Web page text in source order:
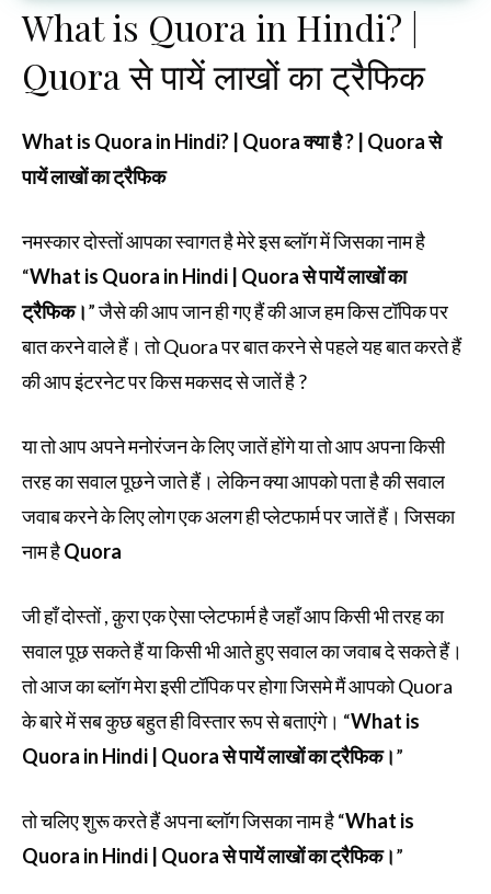
What is Quora in Hindi? |
Quora से पायें लाखों का ट्रैफिक
What is Quora in Hindi? | Quora क्या है ? | Quora से
पायें लाखों का ट्रैफिक
नमस्कार दोस्तों आपका स्वागत है मेरे इस ब्लॉग में जिसका नाम है
“What is Quora in Hindi | Quora से पायें लाखों का
ट्रैफिक।” जैसे की आप जान ही गए हैं की आज हम किस टॉपिक पर
बात करने वाले हैं। तो Quora पर बात करने से पहले यह बात करते हैं
की आप इंटरनेट पर किस मकसद से जातें है ?
या तो आप अपने मनोरंजन के लिए जातें होंगे या तो आप अपना किसी
तरह का सवाल पूछने जाते हैं। लेकिन क्या आपको पता है की सवाल
जवाब करने के लिए लोग एक अलग ही प्लेटफार्म पर जातें हैं। जिसका
नाम हैQuora
जी हाँ दोस्तों , क़ुरा एक ऐसा प्लेटफार्म है जहाँ आप किसी भी तरह का
सवाल पूछ सकते हैं या किसी भी आते हुए सवाल का जवाब दे सकते हैं।
तो आज का ब्लॉग मेरा इसी टॉपिक पर होगा जिसमे मैं आपको Quora
के बारे में सब कुछ बहुत ही विस्तार रूप से बताएंगे। “What is
Quora in Hindi | Quora से पायें लाखों का ट्रैफिक।”
तो चलिए शुरू करते हैं अपना ब्लॉग जिसका नाम है “What is
Quora in Hindi | Quora से पायें लाखों का ट्रैफिक।”